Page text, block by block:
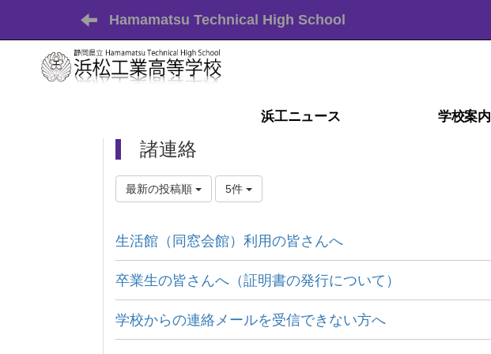
Hamamatsu Technical High School
浜工ニュース 学校案内
諸連絡
最新の投稿順 5件
生活館（同窓会館）利用の皆さんへ
卒業生の皆さんへ（証明書の発行について）
学校からの連絡メールを受信できない方へ